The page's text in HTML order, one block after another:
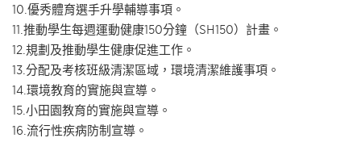
10.優秀體育選手升學輔導事項。
11.推動學生每週運動健康150分鐘（SH150）計畫。
12.規劃及推動學生健康促進工作。
13.分配及考核班級清潔區域，環境清潔維護事項。
14.環境教育的實施與宣導。
15.小田園教育的實施與宣導。
16.流行性疾病防制宣導。